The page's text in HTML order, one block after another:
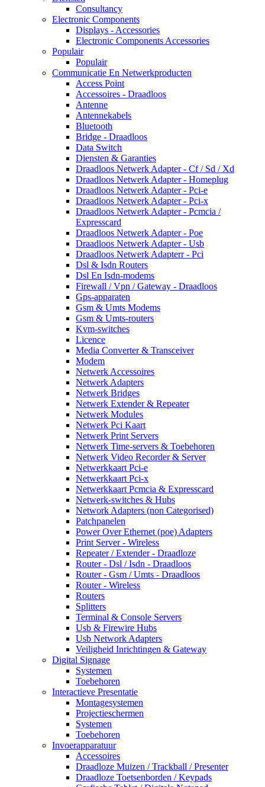
Consultancy
Electronic Components
Displays - Accessories
Electronic Components Accessories
Populair
Populair
Communicatie En Netwerkproducten
Access Point
Accessoires - Draadloos
Antenne
Antennekabels
Bluetooth
Bridge - Draadloos
Data Switch
Diensten & Garanties
Draadloos Netwerk Adapter - Cf / Sd / Xd
Draadloos Netwerk Adapter - Homeplug
Draadloos Netwerk Adapter - Pci-e
Draadloos Netwerk Adapter - Pci-x
Draadloos Netwerk Adapter - Pcmcia /
Expresscard
Draadloos Netwerk Adapter - Poe
Draadloos Netwerk Adapter - Usb
Draadloos Netwerk Adapterr - Pci
Dsl & Isdn Routers
Dsl En Isdn-modems
Firewall / Vpn / Gateway - Draadloos
Gps-apparaten
Gsm & Umts Modems
Gsm & Umts-routers
Kvm-switches
Licence
Media Converter & Transceiver
Modem
Netwerk Accessoires
Netwerk Adapters
Netwerk Bridges
Netwerk Extender & Repeater
Netwerk Modules
Netwerk Pci Kaart
Netwerk Print Servers
Netwerk Time-servers & Toebehoren
Netwerk Video Recorder & Server
Netwerkkaart Pci-e
Netwerkkaart Pci-x
Netwerkkaart Pcmcia & Expresscard
Netwerk-switches & Hubs
Network Adapters (non Categorised)
Patchpanelen
Power Over Ethernet (poe) Adapters
Print Server - Wireless
Repeater / Extender - Draadloze
Router - Dsl / Isdn - Draadloos
Router - Gsm / Umts - Draadloos
Router - Wireless
Routers
Splitters
Terminal & Console Servers
Usb & Firewire Hubs
Usb Network Adapters
Veiligheid Inrichtingen & Gateway
Digital Signage
Systemen
Toebehoren
Interactieve Presentatie
Montagesystemen
Projectieschermen
Systemen
Toebehoren
Invoerapparatuur
Accessoires
Draadloze Muizen / Trackball / Presenter
Draadloze Toetsenborden / Keypads